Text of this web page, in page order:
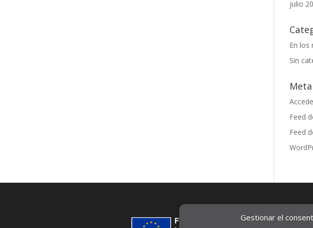
Gestionar el
julio
En los
Sin
Meta
Feed
Feed
Aviso legal